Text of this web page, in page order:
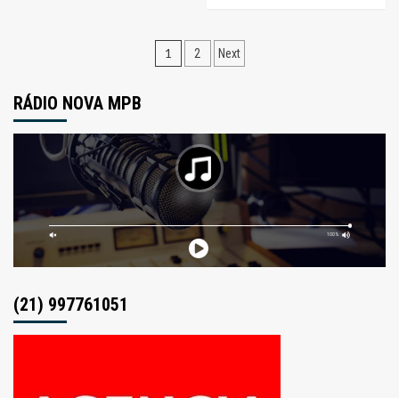
Navegação
1 2 Next
RÁDIO NOVA MPB
(21) 997761051